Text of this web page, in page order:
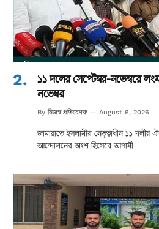
১১ দলের সেপ্টেম্বর-নভেম্বরে
নভেম্বর
By নিজস্ব প্রতিবেদক August 6, 2026
জামায়াতে ইসলামীর নেতৃত্বাধীন ১১
আন্দোলনের অংশ হিসেবে আগামী…